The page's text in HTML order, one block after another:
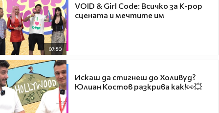
07:50
VOID & Girl Code: Всичко за K-pop
сцената и мечтите им
Искаш да стигнеш до Холивуд?
Юлиан Костов разкрива как!👀💥